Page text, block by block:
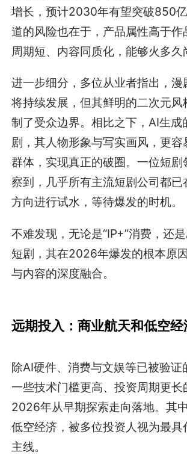
增长，预计2030年有望突破850
道的风险也在于，产品属性高于作
周期短、内容同质化，能够火多久
进一步细分，多位从业者指出，
将持续发展，但其鲜明的二次元风
制了受众边界。相比之下，AI生成
剧，其人物形象与写实画风，更容
群体，实现真正的破圈。一位短剧
察到，几乎所有主流短剧公司都已
方向进行试水，等待爆发的时机。
不难发现，无论是“IP+”消费，还
短剧，其在2026年爆发的根本原
与内容的深度融合。
远期投入：商业航天和低空经
除AI硬件、消费与文娱等已被验证
一些技术门槛更高、投资周期更长
2026年从早期探索走向落地。其
低空经济，被多位投资人视为最具
主线。